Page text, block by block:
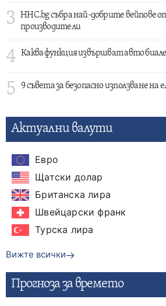
3
HHC.bg събра най-добрите вейпове
производители
4 Каква функция извършват авто
5 9 съвета за безопасно използване на
Актуални валути
Евро
Щатски долар
Британска лира
Швейцарски франк
Турска лира
Вижте всички
Прогнозa за времето